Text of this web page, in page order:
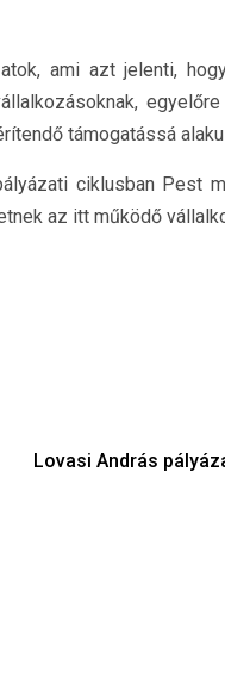
ami azt jelenti,
támogatássá
ciklusban Pest
az itt működő
Lovasi András